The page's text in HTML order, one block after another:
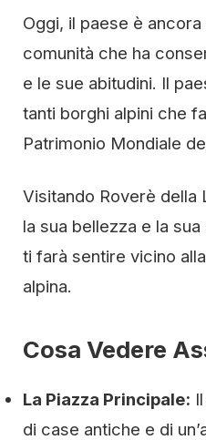
Oggi, il paese è
comunità che ha
e le sue abitudini. Il
tanti borghi alpini che
Patrimonio Mondiale
Visitando Roverè della
la sua bellezza e la
ti farà sentire vicino
alpina.
Cosa Vedere
La Piazza Principale:
di case antiche e di